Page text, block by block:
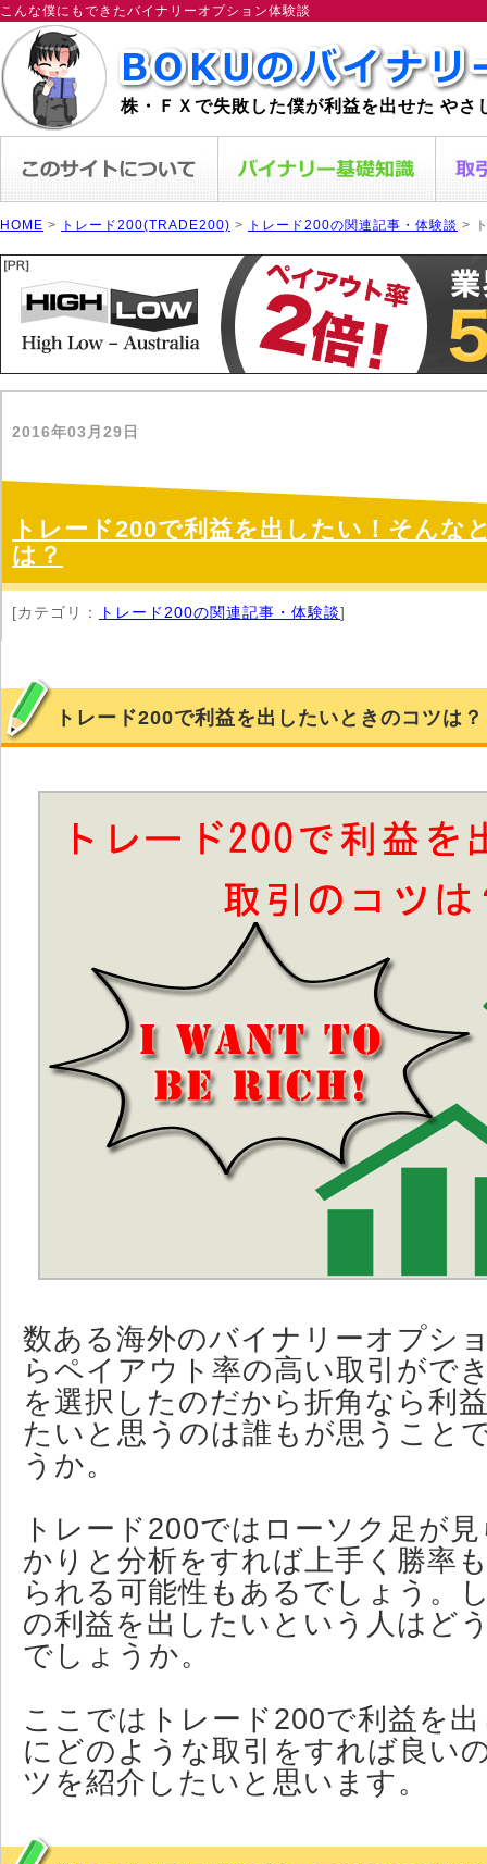
こんな僕にもできたバイナリーオプション体験談
株・ＦＸで失敗した僕が利益を出せた やさ
HOME > トレード200(TRADE200) > トレード200の関連記事・体験談 >
2016年03月29日
トレード200で利益を出したい！そんな
は？
[カテゴリ： トレード200の関連記事・体験談]
トレード200で利益を出したいときのコツは？
数ある海外のバイナリーオプシ
らペイアウト率の高い取引がで
を選択したのだから折角なら利
たいと思うのは誰もが思うこと
うか。
トレード200ではローソク足が
かりと分析をすれば上手く勝率
られる可能性もあるでしょう。
の利益を出したいという人はど
でしょうか。
ここではトレード200で利益を
にどのような取引をすれば良い
ツを紹介したいと思います。